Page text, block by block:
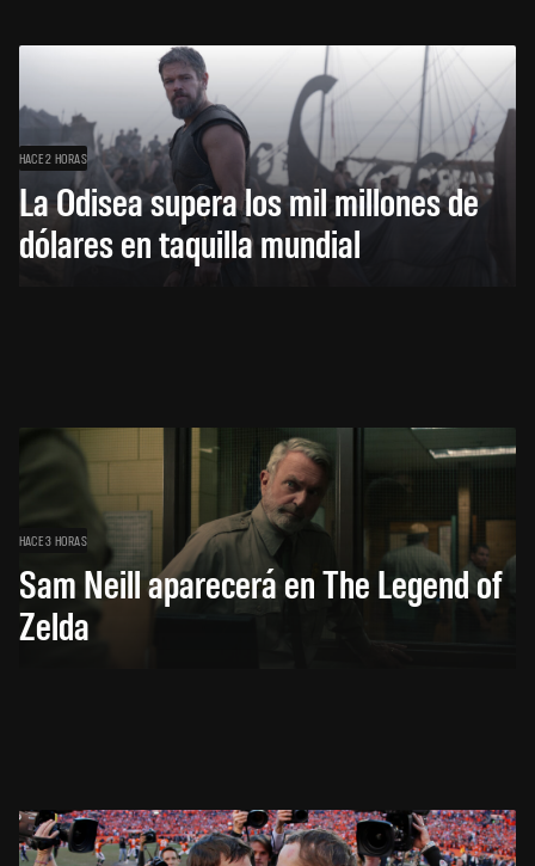
HACE 2 HORAS
La Odisea supera los mil millones de
dólares en taquilla mundial
HACE 3 HORAS
Sam Neill aparecerá en The Legend of
Zelda